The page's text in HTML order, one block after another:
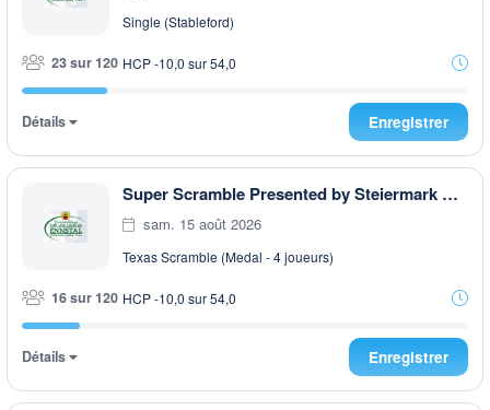
Single (Stableford)
23 sur 120 HCP -10,0 sur 54,0
Détails Enregistrer
Super Scramble Presented by Steiermark GOLF CARD
sam. 15 août 2026
Texas Scramble (Medal - 4 joueurs)
16 sur 120 HCP -10,0 sur 54,0
Détails Enregistrer